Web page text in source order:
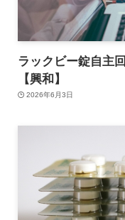
ラックビー錠自主
【興和】
2026年6月3日